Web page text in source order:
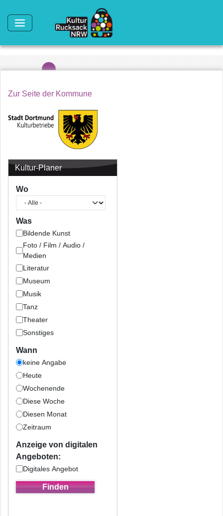
Zur Seite der Kommune
Kultur-Planer
Wo
Was
Bildende Kunst
Foto / Film / Audio /
Medien
Literatur
Museum
Musik
Tanz
Theater
Sonstiges
Wann
keine Angabe
Heute
Wochenende
Diese Woche
Diesen Monat
Zeitraum
Anzeige von digitalen
Angeboten:
Digitales Angebot